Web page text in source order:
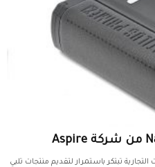
تبتكر باستمرار لتقديم منتجات تلبي